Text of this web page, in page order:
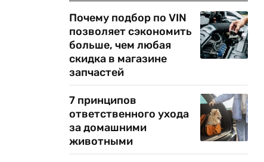
Почему подбор по VIN
позволяет сэкономить
больше, чем любая
скидка в магазине
запчастей
7 принципов
ответственного ухода
за домашними
животными